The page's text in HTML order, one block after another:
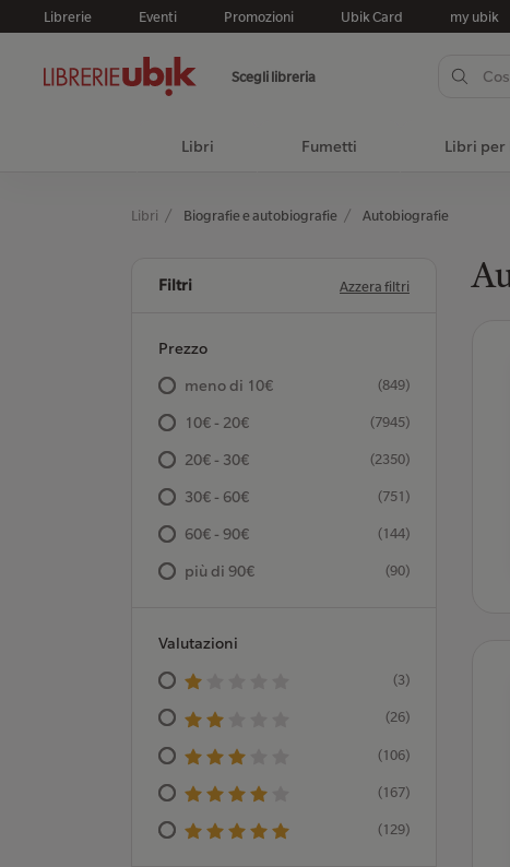
Librerie Eventi Promozioni Ubik Card my ubik
Scegli libreria
Libri Fumetti Libri
Libri Biografie e autobiografie Autobiografie
Filtri Azzera filtri
Prezzo
meno di 10€
(849)
10€ - 20€ (7945)
20€ - 30€ (2350)
30€ - 60€ (751)
60€ - 90€ (144)
più di 90€ (90)
Valutazioni
(3)
(26)
(106)
(167)
(129)